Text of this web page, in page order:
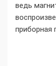
ведь
приборная